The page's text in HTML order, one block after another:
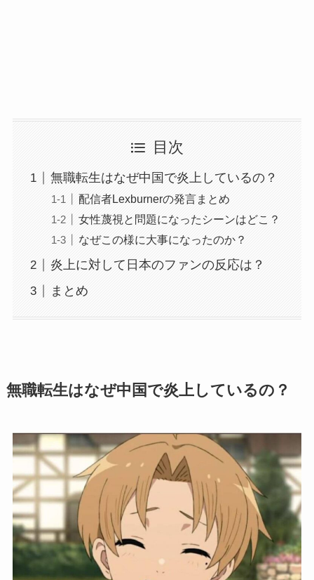
目次
無職転生はなぜ中国で炎上しているの？
配信者Lexburnerの発言まとめ
女性蔑視と問題になったシーンはどこ？
なぜこの様に大事になったのか？
炎上に対して日本のファンの反応は？
まとめ
無職転生はなぜ中国で炎上しているの？